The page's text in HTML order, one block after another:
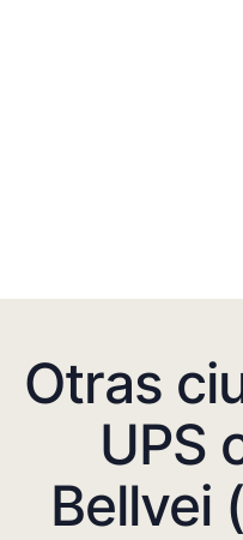
Otras
UPS
Bellvei